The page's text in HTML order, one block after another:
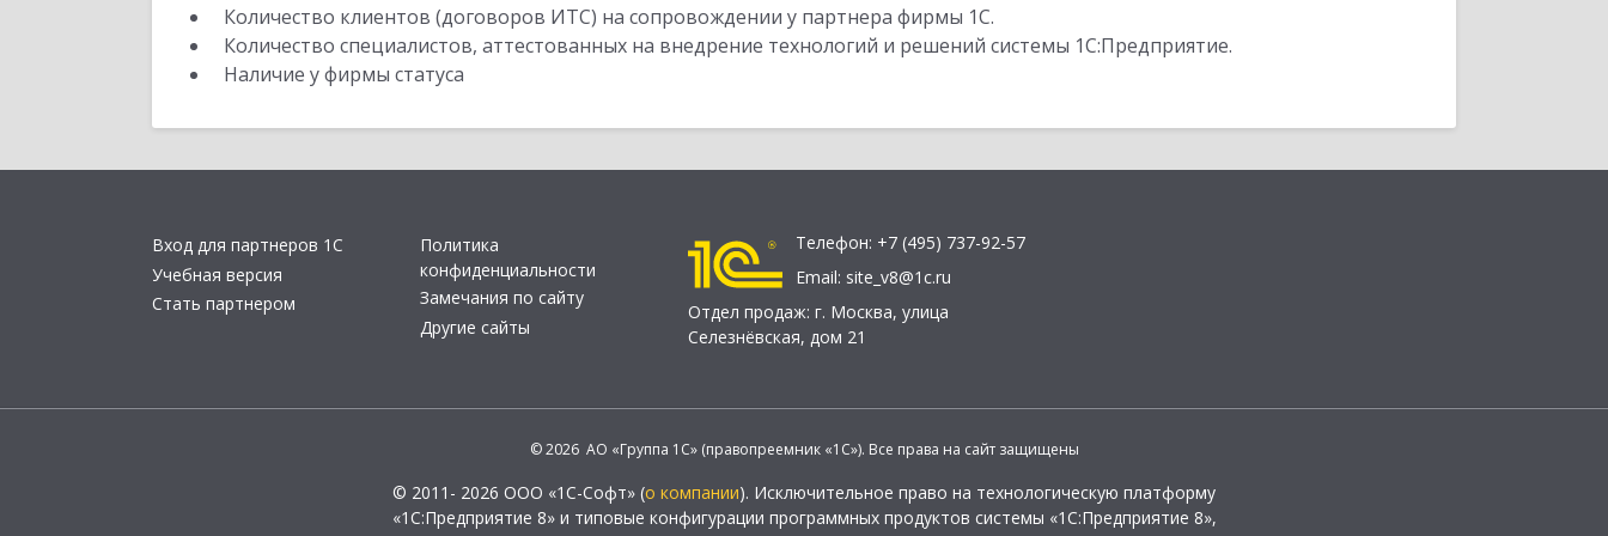
Количество клиентов (договоров ИТС) на сопровождении у партнера фирмы 1С.
Количество специалистов, аттестованных на внедрение технологий и решений системы 1С:Предприятие.
Наличие у фирмы статуса
Вход для партнеров 1С
Учебная версия
Стать партнером
Политика
конфиденциальности
Замечания по сайту
Другие сайты
Телефон: +7 (495) 737-92-57
Email: site_v8@1c.ru
Отдел продаж: г. Москва, улица
Селезнёвская, дом 21
© 2026 АО «Группа 1С» (правопреемник «1С»). Все права на сайт защищены
© 2011- 2026 ООО «1С-Софт» (о компании). Исключительное право на технологическую платформу
«1С:Предприятие 8» и типовые конфигурации программных продуктов системы «1С:Предприятие 8»,